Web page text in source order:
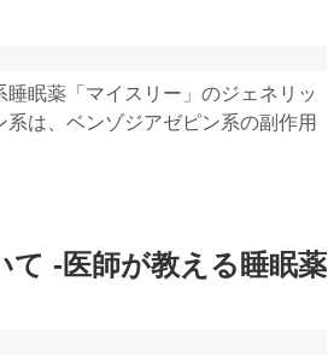
眠薬「マイスリー」のジェネリッ
は、ベンゾジアゼピン系の副作用
-医師が教える睡眠薬